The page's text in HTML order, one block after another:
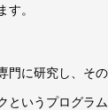
す。
門に研究し、そ
というプログラ